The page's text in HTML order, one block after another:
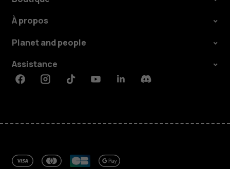
À propos
Planet and people
Assistance
FacebookInstagramTiktokYoutubeLinkedinDiscord